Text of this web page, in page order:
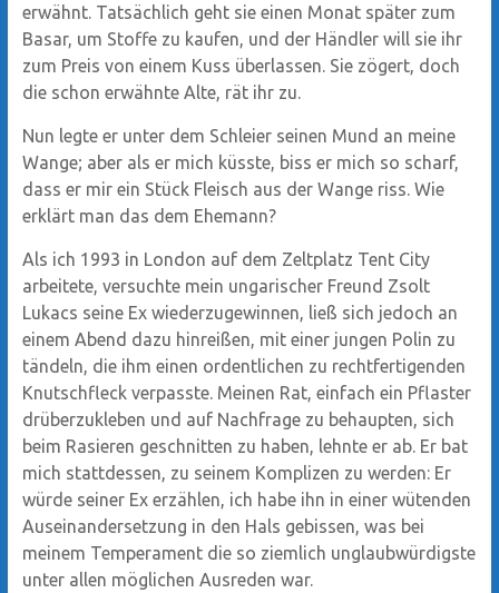
erwähnt. Tatsächlich geht sie einen Monat später zum
Basar, um Stoffe zu kaufen, und der Händler will sie ihr
zum Preis von einem Kuss überlassen. Sie zögert, doch
die schon erwähnte Alte, rät ihr zu.
Nun legte er unter dem Schleier seinen Mund an meine
Wange; aber als er mich küsste, biss er mich so scharf,
dass er mir ein Stück Fleisch aus der Wange riss. Wie
erklärt man das dem Ehemann?
Als ich 1993 in London auf dem Zeltplatz Tent City
arbeitete, versuchte mein ungarischer Freund Zsolt
Lukacs seine Ex wiederzugewinnen, ließ sich jedoch an
einem Abend dazu hinreißen, mit einer jungen Polin zu
tändeln, die ihm einen ordentlichen zu rechtfertigenden
Knutschfleck verpasste. Meinen Rat, einfach ein Pflaster
drüberzukleben und auf Nachfrage zu behaupten, sich
beim Rasieren geschnitten zu haben, lehnte er ab. Er bat
mich stattdessen, zu seinem Komplizen zu werden: Er
würde seiner Ex erzählen, ich habe ihn in einer wütenden
Auseinandersetzung in den Hals gebissen, was bei
meinem Temperament die so ziemlich unglaubwürdigste
unter allen möglichen Ausreden war.